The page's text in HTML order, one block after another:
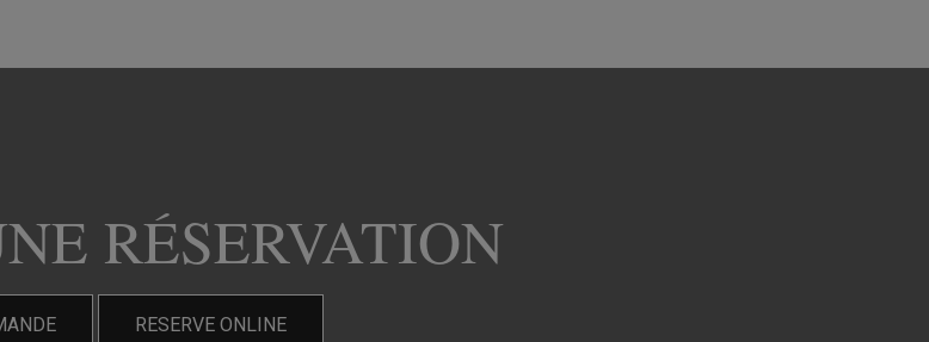
RÉSERVATION
RESERVE ONLINE